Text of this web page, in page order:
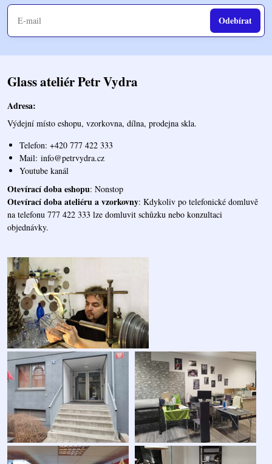
Odebírat
Glass ateliér Petr Vydra
Adresa:
Výdejní místo eshopu, vzorkovna, dílna, prodejna skla.
Telefon: +420 777 422 333
Mail: info@petrvydra.cz
Youtube kanál
Otevírací doba eshopu: Nonstop
Otevírací doba ateliéru a vzorkovny: Kdykoliv po telefonické domluvě
na telefonu 777 422 333 lze domluvit schůzku nebo konzultaci
objednávky.